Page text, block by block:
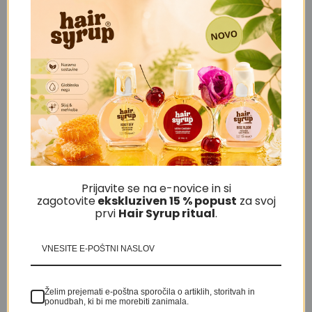
električne vrvice in fena samega. Tam ne smete
upogibati!
(BFCM)(B.T.)
Sorodni izdelki
Prijavite se na e-novice in si
zagotoviteekskluziven 15 % popust za svoj
prvi Hair Syrup ritual.
Želim prejemati e-poštna sporočila o artiklih, storitvah in
ponudbah, ki bi me morebiti zanimala.